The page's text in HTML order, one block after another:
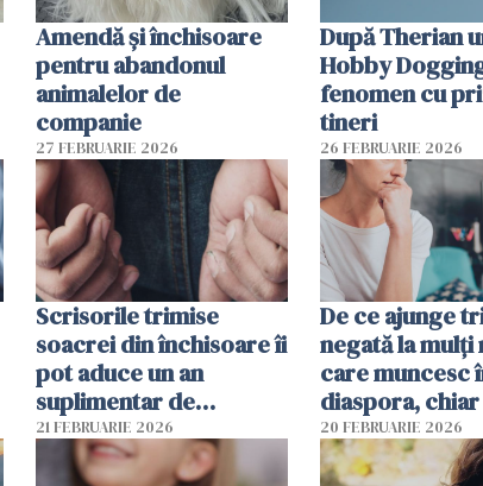
Amendă și închisoare
pentru abandonul
animalelor de
companie
27 FEBRUARIE 2026
După Therian
Hobby
fenomen cu
tineri
26 FEBRUARIE 2026
Scrisorile trimise
soacrei din închisoare îi
pot aduce un an
suplimentar de
închisoare unui român
condamnat în Spania
21 FEBRUARIE 2026
De ce ajunge
negată la mulți
care muncesc
diaspora,
viața pare mai
financiar?
20 FEBRUARIE 2026